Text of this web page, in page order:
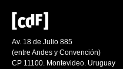
Av. 18 de Julio 885
(entre Andes y Convención)
CP 11100. Montevideo. Uruguay